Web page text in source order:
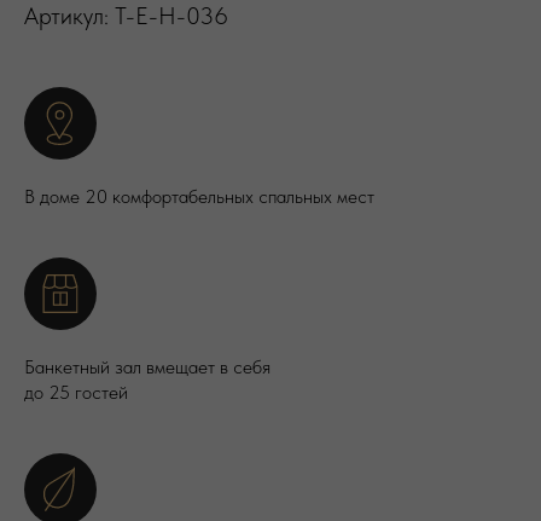
Артикул: T-E-H-036
В доме 20 комфортабельных спальных мест
Банкетный зал вмещает в себя
до 25 гостей